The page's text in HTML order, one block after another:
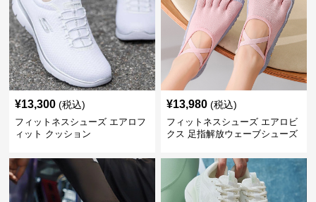
¥13,300 (税込)
フィットネスシューズ エアロフ
ィット クッション
¥13,980 (税込)
フィットネスシューズ エアロビ
クス 足指解放ウェーブシューズ